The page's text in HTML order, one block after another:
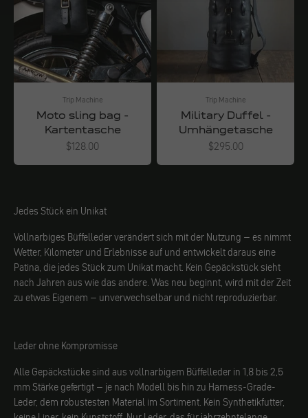
Trip Machine
Moto sling bag -
Kartentasche
Angebot
$128.00
Trip Machine
Military Duffel -
Umhängetasche
Angebot
$295.00
Jedes Stück ein Unikat
Vollnarbiges Büffelleder verändert sich mit der Nutzung – es nimmt
Wetter, Kilometer und Erlebnisse auf und entwickelt daraus eine
Patina, die jedes Stück zum Unikat macht. Kein Gepäckstück sieht
nach Jahren aus wie das andere. Was neu beginnt, wird mit der Zeit
zu etwas Eigenem – unverwechselbar und nicht reproduzierbar.
Leder ohne Kompromisse
Alle Gepäckstücke sind aus vollnarbigem Büffelleder in 1,8 bis 2,5
mm Stärke gefertigt – je nach Modell bis hin zu Harness-Grade-
Leder, dem robustesten Material im Sortiment. Kein Synthetikfutter,